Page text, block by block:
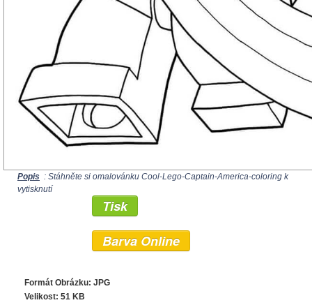
Popis : Stáhněte si omalovánku Cool-Lego-Captain-America-coloring k
vytisknutí
Tisk
Barva Online
Formát Obrázku: JPG
Velikost: 51 KB